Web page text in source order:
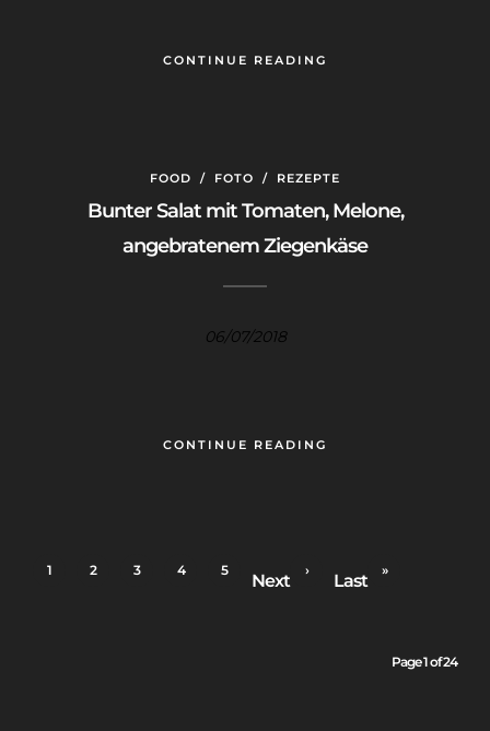
CONTINUE READING
FOOD / FOTO / REZEPTE
Bunter Salat mit Tomaten, Melone,
angebratenem Ziegenkäse
06/07/2018
CONTINUE READING
1 2 3 4 5
Next
›
Last
»
Page 1 of 24